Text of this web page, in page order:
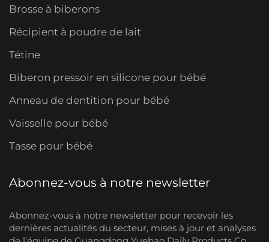
Brosse à biberons
Récipient à poudre de lait
Tétine
Biberon pressoir en silicone pour bébé
Anneau de dentition pour bébé
Vaisselle pour bébé
Tasse pour bébé
Abonnez-vous à notre newsletter
Abonnez-vous à notre newsletter pour recevoir les
dernières actualités du secteur, mises à jour et analyses